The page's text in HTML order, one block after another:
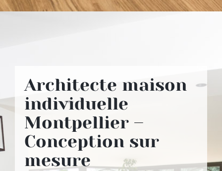
Architecte maison
individuelle
Montpellier –
Conception sur
mesure